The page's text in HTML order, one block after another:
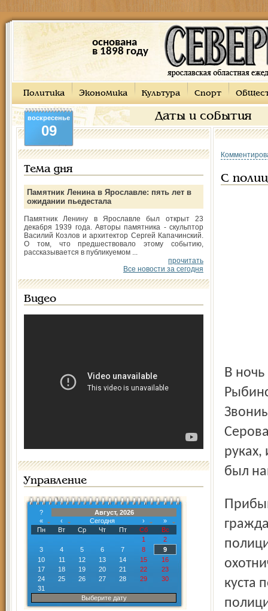
основана
в 1898 году
Политика Экономика Культура Спорт
Даты и события
воскресенье
09
Тема дня
Памятник Ленина в Ярославле: пять лет в
ожидании пьедестала
Памятник Ленину в Ярославле был открыт 23
декабря 1939 года. Авторы памятника - скульптор
Василий Козлов и архитектор Сергей Капачинский.
О том, что предшествовало этому событию,
рассказывается в публикуемом ...
прочитать
Все новости за сегодня
Видео
Управление
?
Август, 2026
«
‹ Сегодня ›
»
Пн
Вт Ср Чт Пт Сб
Вс
1
2
3
4 5 6 7 8
9
10
11 12 13 14 15
16
17
18 19 20 21 22
23
24
25 26 27 28 29
30
31
Выберите дату
С
В ночь на 10 июля в дежурную часть УВД по г. Рыбинску и
был
Прибыв на место, сотрудники полиции встретили двух
куста